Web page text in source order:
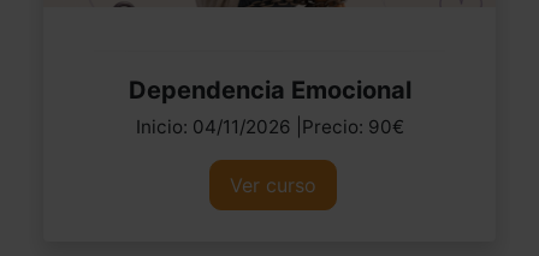
Dependencia Emocional
Inicio: 04/11/2026 |Precio: 90€
Ver curso